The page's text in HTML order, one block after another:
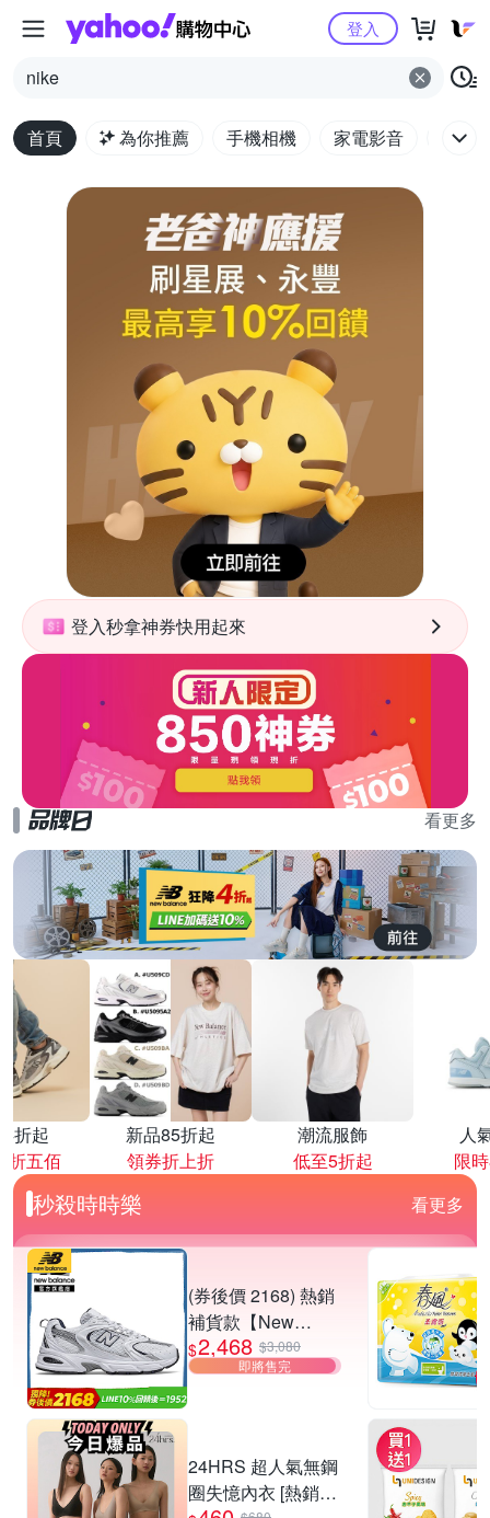
Yahoo購物中心
nike
登入
首頁 為你推薦 手機相機 家電影音 電腦
登入秒拿神券快用起來
看更多
折起
折五佰
新品85折起
領券折上折
潮流服飾
低至5折起
人
限
秒殺時時樂 看更多
(券後價 2168) 熱銷
補貨款【New
Balance】復古運動
鞋_中性_白銀
$2,468 $3,080
即將售完
24HRS 超人氣無鋼
圈失憶內衣 [熱銷好